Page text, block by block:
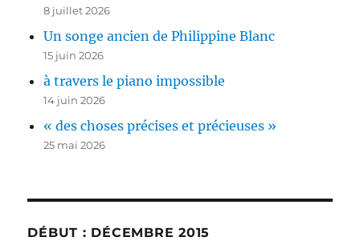
8 juillet 2026
Un songe ancien de Philippine Blanc
15 juin 2026
à travers le piano impossible
14 juin 2026
« des choses précises et précieuses »
25 mai 2026
DÉBUT : DÉCEMBRE 2015